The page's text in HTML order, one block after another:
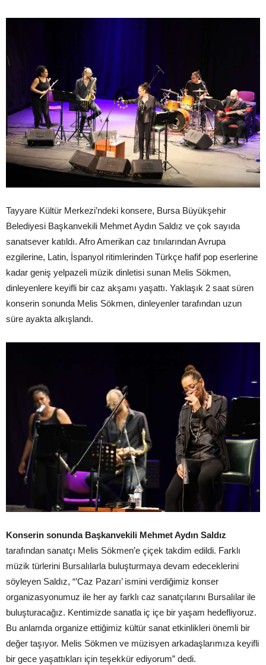
Tayyare Kültür Merkezi’ndeki konsere, Bursa Büyükşehir
Belediyesi Başkanvekili Mehmet Aydın Saldız ve çok sayıda
sanatsever katıldı. Afro Amerikan caz tınılarından Avrupa
ezgilerine, Latin, İspanyol ritimlerinden Türkçe hafif pop eserlerine
kadar geniş yelpazeli müzik dinletisi sunan Melis Sökmen,
dinleyenlere keyifli bir caz akşamı yaşattı. Yaklaşık 2 saat süren
konserin sonunda Melis Sökmen, dinleyenler tarafından uzun
süre ayakta alkışlandı.
Konserin sonunda Başkanvekili Mehmet Aydın Saldız
tarafından sanatçı Melis Sökmen’e çiçek takdim edildi. Farklı
müzik türlerini Bursalılarla buluşturmaya devam edeceklerini
söyleyen Saldız, “’Caz Pazarı’ ismini verdiğimiz konser
organizasyonumuz ile her ay farklı caz sanatçılarını Bursalılar ile
buluşturacağız. Kentimizde sanatla iç içe bir yaşam hedefliyoruz.
Bu anlamda organize ettiğimiz kültür sanat etkinlikleri önemli bir
değer taşıyor. Melis Sökmen ve müzisyen arkadaşlarımıza keyifli
bir gece yaşattıkları için teşekkür ediyorum” dedi.